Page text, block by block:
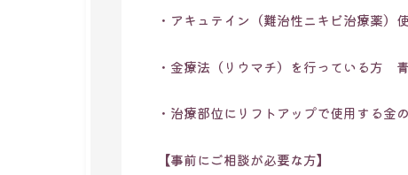
・アキュテイン（難治性ニキビ治療薬）
・金療法（リウマチ）を行っている方
・治療部位にリフトアップで使用する金
【事前にご相談が必要な方】